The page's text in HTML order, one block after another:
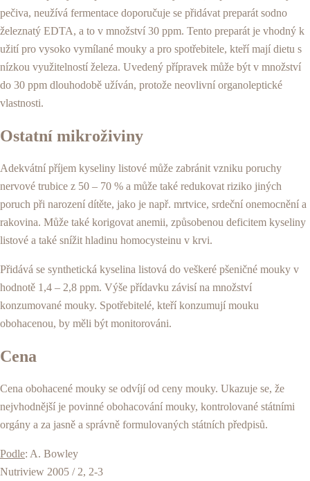
pečiva, neužívá fermentace doporučuje se přidávat preparát sodno
železnatý EDTA, a to v množství 30 ppm. Tento preparát je vhodný k
užití pro vysoko vymílané mouky a pro spotřebitele, kteří mají dietu s
nízkou využitelností železa. Uvedený přípravek může být v množství
do 30 ppm dlouhodobě užíván, protože neovlivní organoleptické
vlastnosti.
Ostatní mikroživiny
Adekvátní příjem kyseliny listové může zabránit vzniku poruchy
nervové trubice z 50 – 70 % a může také redukovat riziko jiných
poruch při narození dítěte, jako je např. mrtvice, srdeční onemocnění a
rakovina. Může také korigovat anemii, způsobenou deficitem kyseliny
listové a také snížit hladinu homocysteinu v krvi.
Přidává se synthetická kyselina listová do veškeré pšeničné mouky v
hodnotě 1,4 – 2,8 ppm. Výše přídavku závisí na množství
konzumované mouky. Spotřebitelé, kteří konzumují mouku
obohacenou, by měli být monitorováni.
Cena
Cena obohacené mouky se odvíjí od ceny mouky. Ukazuje se, že
nejvhodnější je povinné obohacování mouky, kontrolované státními
orgány a za jasně a správně formulovaných státních předpisů.
Podle: A. Bowley
Nutriview 2005 / 2, 2-3